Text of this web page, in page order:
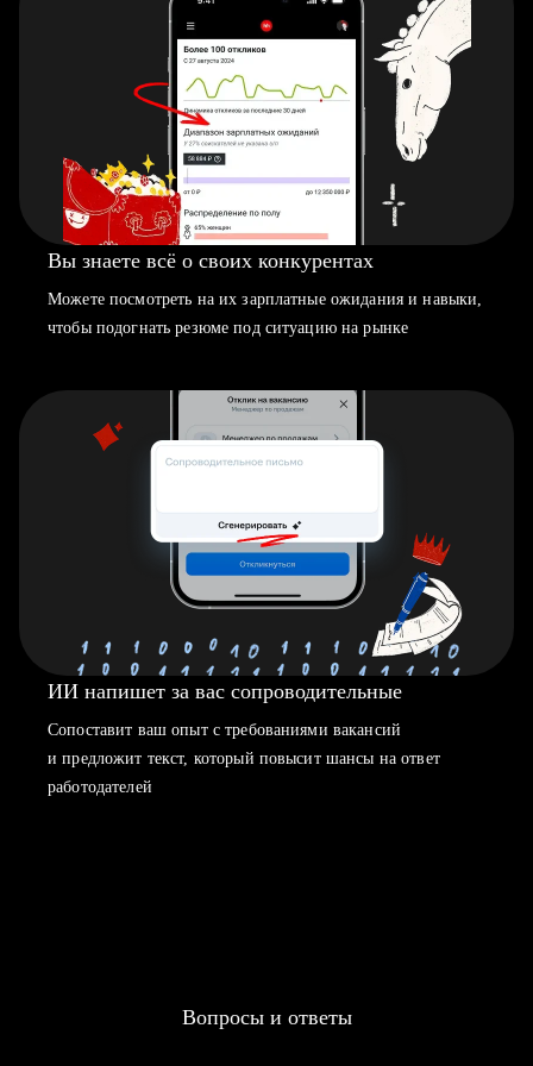
Вы знаете всё о своих конкурентах
Можете посмотреть на их зарплатные ожидания и навыки,
чтобы подогнать резюме под ситуацию на рынке
ИИ напишет за вас сопроводительные
Сопоставит ваш опыт с требованиями вакансий
и предложит текст, который повысит шансы на ответ
работодателей
Вопросы и ответы